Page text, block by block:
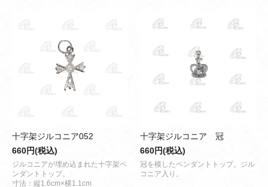
十字架ジルコニア052
660円(税込)
ジルコニアが埋め込まれた十字架ペ
ンダントトップ。
寸法：縦1.6cm×横1.1cm
十字架ジルコニア 冠
660円(税込)
冠を模したペンダントトップ。ジル
コニア入り。